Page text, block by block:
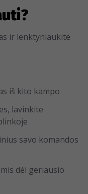
ir lenktyniaukite
iš kito kampo
lavinkite
savo komandos
dėl geriausio